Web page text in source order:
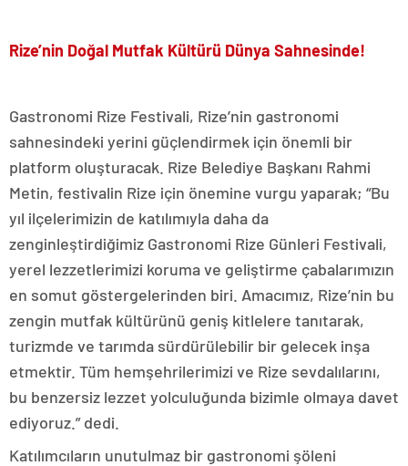
Rize’nin Doğal Mutfak Kültürü Dünya Sahnesinde!
Gastronomi Rize Festivali, Rize’nin gastronomi
sahnesindeki yerini güçlendirmek için önemli bir
platform oluşturacak. Rize Belediye Başkanı Rahmi
Metin, festivalin Rize için önemine vurgu yaparak; “Bu
yıl ilçelerimizin de katılımıyla daha da
zenginleştirdiğimiz Gastronomi Rize Günleri Festivali,
yerel lezzetlerimizi koruma ve geliştirme çabalarımızın
en somut göstergelerinden biri. Amacımız, Rize’nin bu
zengin mutfak kültürünü geniş kitlelere tanıtarak,
turizmde ve tarımda sürdürülebilir bir gelecek inşa
etmektir. Tüm hemşehrilerimizi ve Rize sevdalılarını,
bu benzersiz lezzet yolculuğunda bizimle olmaya davet
ediyoruz.” dedi.
Katılımcıların unutulmaz bir gastronomi şöleni